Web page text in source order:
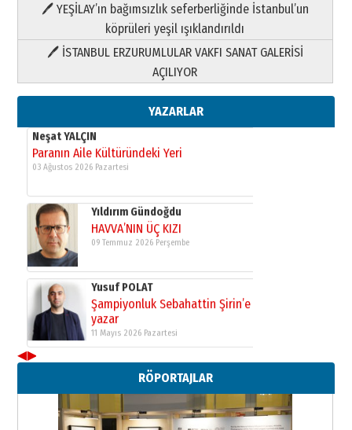
🖊 YEŞİLAY’ın bağımsızlık seferberliğinde İstanbul’un
köprüleri yeşil ışıklandırıldı
🖊 İSTANBUL ERZURUMLULAR VAKFI SANAT GALERİSİ
AÇILIYOR
YAZARLAR
09 Temmuz 2026 Perşembe
Yusuf POLAT
Şampiyonluk Sebahattin Şirin’e
11 Mayıs 2026 Pazartesi
Neşat YALÇIN
Paranın Aile Kültüründeki Yeri
03 Ağustos 2026 Pazartesi
Yıldırım Gündoğdu
HAVVA’NIN ÜÇ KIZI
09 Temmuz 2026 Perşembe
Yusuf POLAT
Şampiyonluk Sebahattin Şirin’e
yazar
11 Mayıs 2026 Pazartesi
Neşat YALÇIN
Paranın Aile Kültüründeki Yeri
03 Ağustos 2026 Pazartesi
◀▶
RÖPORTAJLAR